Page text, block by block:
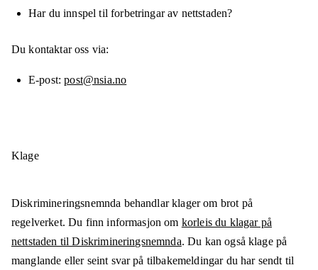
Har du innspel til forbetringar av nettstaden?
Du kontaktar oss via:
E-post post@nsia.no
Klage
Diskrimineringsnemnda behandlar klager om brot på
regelverket. Du finn informasjon om korleis du klagar på
nettstaden til Diskrimineringsnemnda. Du kan også klage på
manglande eller seint svar på tilbakemeldingar du har sendt til